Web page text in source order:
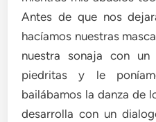
Antes de que nos
hacíamos nuestras
nuestra sonaja con
piedritas y le
bailábamos la danza de
desarrolla con un